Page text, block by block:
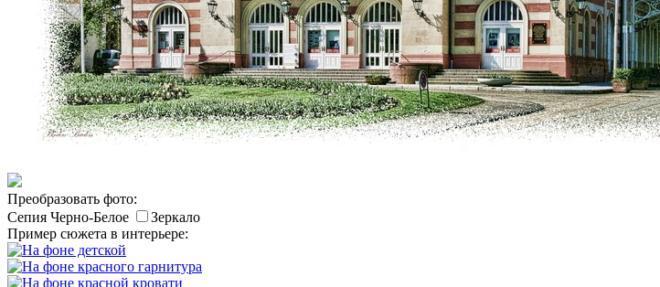
Преобразовать фото:
Сепия Черно-Белое
Зеркало
Пример сюжета в интерьере: